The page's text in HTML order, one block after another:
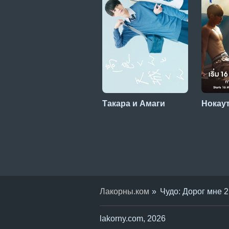
Такара и Амаги
Лакорны.ком Чудо: Дорог мне
lakorny.com, 2026